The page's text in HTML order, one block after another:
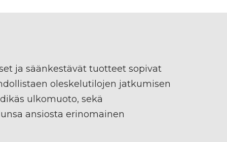
ja säänkestävät tuotteet sopivat
oleskelutilojen jatkumisen
ulkomuoto, sekä
ansiosta erinomainen